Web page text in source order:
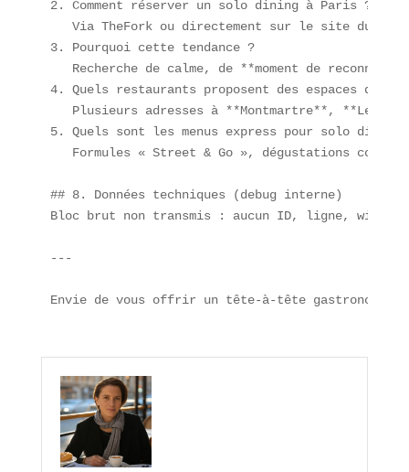
2. Comment réserver un solo dining à Paris ?
Via TheFork ou directement sur le site du
3. Pourquoi cette tendance ?
Recherche de calme, de **moment de
4. Quels restaurants proposent des espaces
Plusieurs adresses à **Montmartre**, **Le
5. Quels sont les menus express pour solo
Formules « Street & Go », dégustations
## 8. Données techniques (debug interne)
Bloc brut non transmis : aucun ID, ligne,
---
Envie de vous offrir un tête-à-tête